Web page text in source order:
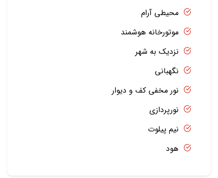
محیطی آرام
موتورخانه هوشمند
نزدیک به شهر
نگهبانی
نور مخفی کف و دیوار
نورپردازی
نیم پیلوت
هود